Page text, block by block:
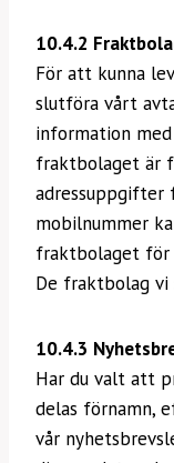
10.4.2
För att kunna
slutföra vårt
information
fraktbolaget är
adressuppgifter
mobilnummer
fraktbolaget för
De fraktbolag vi
10.4.3
Har du valt att
delas förnamn,
vår